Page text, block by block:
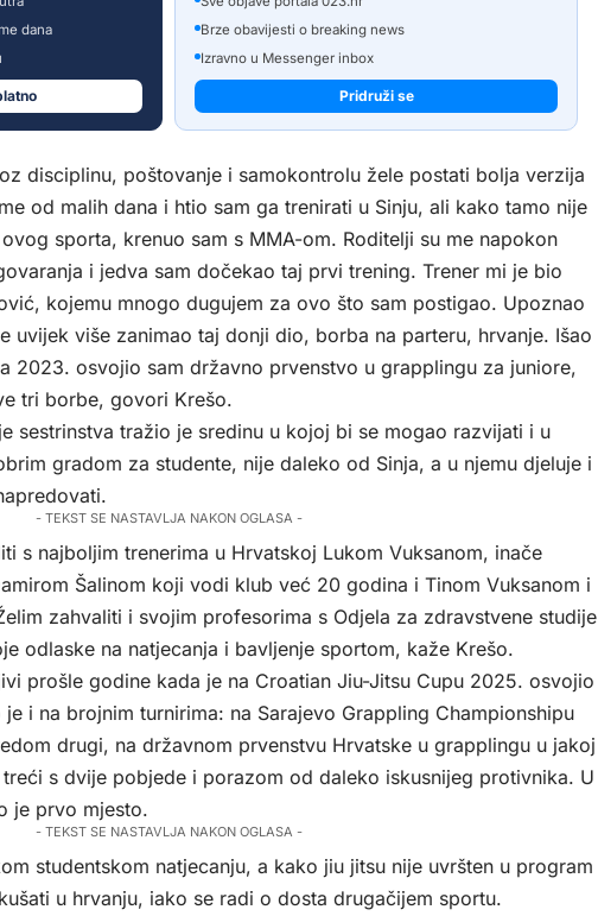
dana
Brze obavijesti o breaking news
Izravno u Messenger inbox
Pridruži se
disciplinu, poštovanje i samokontrolu žele postati bolja verzija
od malih dana i htio sam ga trenirati u Sinju, ali kako tamo nije
sporta, krenuo sam s MMA-om. Roditelji su me napokon
i jedva sam dočekao taj prvi trening. Trener mi je bio
kojemu mnogo dugujem za ovo što sam postigao. Upoznao
uvijek više zanimao taj donji dio, borba na parteru, hrvanje. Išao
2023. osvojio sam državno prvenstvo u grapplingu za juniore,
tri borbe, govori Krešo.
sestrinstva tražio je sredinu u kojoj bi se mogao razvijati i u
gradom za studente, nije daleko od Sinja, a u njemu djeluje i
- TEKST SE NASTAVLJA NAKON OGLASA -
s najboljim trenerima u Hrvatskoj Lukom Vuksanom, inače
Šalinom koji vodi klub već 20 godina i Tinom Vuksanom i
zahvaliti i svojim profesorima s Odjela za zdravstvene studije
odlaske na natjecanja i bavljenje sportom, kaže Krešo.
prošle godine kada je na Croatian Jiu-Jitsu Cupu 2025. osvojio
i na brojnim turnirima: na Sarajevo Grappling Championshipu
drugi, na državnom prvenstvu Hrvatske u grapplingu u jakoj
s dvije pobjede i porazom od daleko iskusnijeg protivnika. U
je prvo mjesto.
- TEKST SE NASTAVLJA NAKON OGLASA -
studentskom natjecanju, a kako jiu jitsu nije uvršten u program
u hrvanju, iako se radi o dosta drugačijem sportu.